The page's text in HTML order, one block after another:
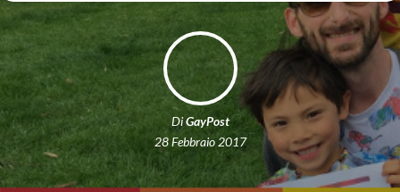
DiGayPost
28 Febbraio 2017